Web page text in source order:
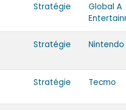
Stratégie
Global A
Stratégie Nintendo
Stratégie Tecmo